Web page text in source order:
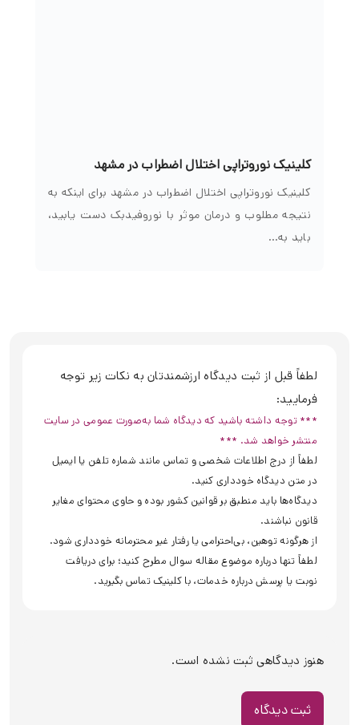
کلینیک نوروتراپی اختلال اضطراب در مشهد
کلینیک نوروتراپی اختلال اضطراب در مشهد برای اینکه به
نتیجه مطلوب و درمان موثر با نوروفیدبک دست یابید،
باید به…
لطفاً قبل از ثبت دیدگاه ارزشمندتان به نکات زیر توجه
فرمایید:
*** توجه داشته باشید که دیدگاه شما به‌صورت عمومی در سایت
منتشر خواهد شد. ***
لطفاً از درج اطلاعات شخصی و تماس مانند شماره تلفن یا ایمیل
در متن دیدگاه خودداری کنید.
دیدگاه‌ها باید منطبق بر قوانین کشور بوده و حاوی محتوای مغایر
قانون نباشند.
از هرگونه توهین، بی‌احترامی یا رفتار غیر محترمانه خودداری شود.
لطفاً تنها درباره موضوع مقاله سوال مطرح کنید؛ برای دریافت
نوبت یا پرسش درباره خدمات، با کلینیک تماس بگیرید.
هنوز دیدگاهی ثبت نشده است.
ثبت دیدگاه